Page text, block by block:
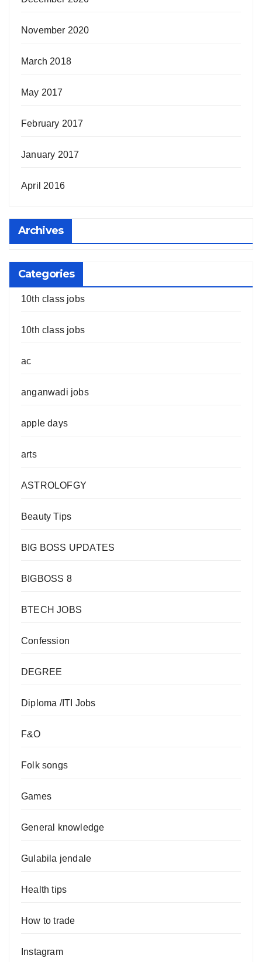
November 2020
March 2018
May 2017
February 2017
January 2017
April 2016
Archives
Categories
10th class jobs
10th class jobs
ac
anganwadi jobs
apple days
arts
ASTROLOFGY
Beauty Tips
BIG BOSS UPDATES
BIGBOSS 8
BTECH JOBS
Confession
DEGREE
Diploma /ITI Jobs
F&O
Folk songs
Games
General knowledge
Gulabila jendale
Health tips
How to trade
Instagram